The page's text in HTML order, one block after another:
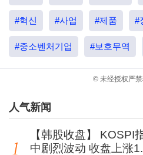
#혁신 #사업 #제품 #
#중소벤처기업 #보호무역
© 未经授权严禁
人气新闻
【韩股收盘】 KOSPI
中剧烈波动 收盘上涨